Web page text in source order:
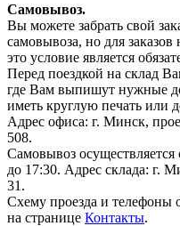
Самовывоз.
Вы можете забрать свой
самовывоза, но для
это условие является
Перед поездкой на склад
где Вам выпишут нужные
иметь круглую печать или
Адрес офиса: г. Минск,
508.
Самовывоз
до 17:30. Адрес склада: г.
31.
Схему проезда и телефоны
на странице Контакты.